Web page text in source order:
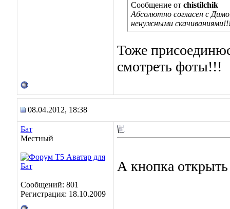
Сообщение от chistilchik
Абсолютно согласен с
ненужными
Тоже
смотреть фоты!!!
08.04.2012, 18:38
Бат
Местный
Сообщений: 801
Регистрация: 18.10.2009
А кнопка открыть